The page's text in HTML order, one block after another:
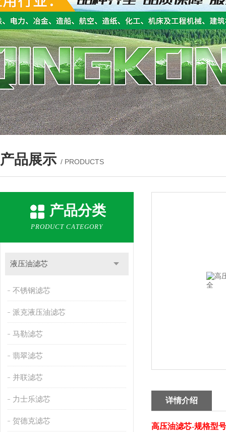
产品展示 / PRODUCTS
产品分类
PRODUCT CATEGORY
液压油滤芯
不锈钢滤芯
派克液压油滤芯
马勒滤芯
翡翠滤芯
并联滤芯
力士乐滤芯
贺德克滤芯
详情介绍
高压油滤芯-规格型